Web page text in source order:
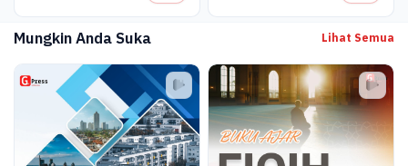
Mungkin Anda Suka Lihat Semua